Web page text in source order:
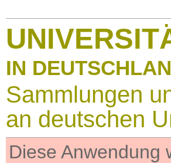
IN
Sammlungen
an deutschen
Diese Anwendung